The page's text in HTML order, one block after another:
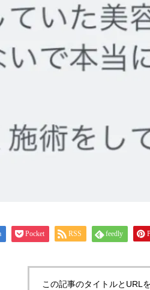
Pocket RSS feedly
この記事のタイトルとURL